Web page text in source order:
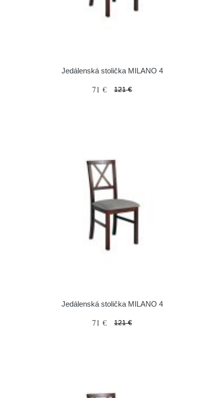
Jedálenská stolička MILANO 4
71 € 121 €
Jedálenská stolička MILANO 4
71 € 121 €